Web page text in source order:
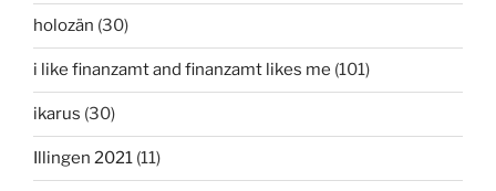
holozän (30)
i like finanzamt and finanzamt likes me (101)
ikarus (30)
Illingen 2021 (11)